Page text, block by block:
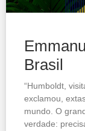
Brasil
“Humboldt,
exclamou,
mundo. O
verdade: